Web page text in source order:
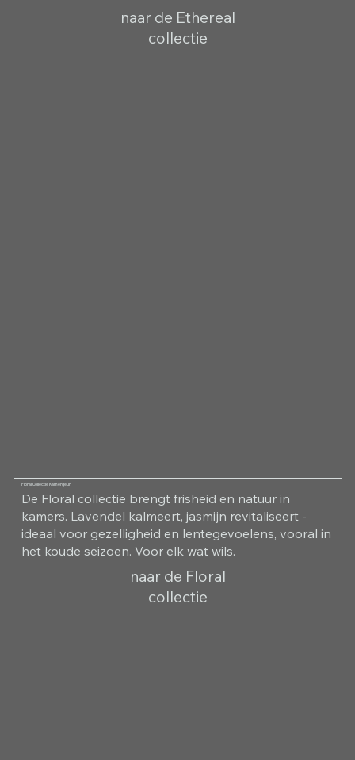
naar de Ethereal
collectie
Floral Collectie Kamergeur
De Floral collectie brengt frisheid en natuur in
kamers. Lavendel kalmeert, jasmijn revitaliseert -
ideaal voor gezelligheid en lentegevoelens, vooral in
het koude seizoen. Voor elk wat wils.
naar de Floral
collectie